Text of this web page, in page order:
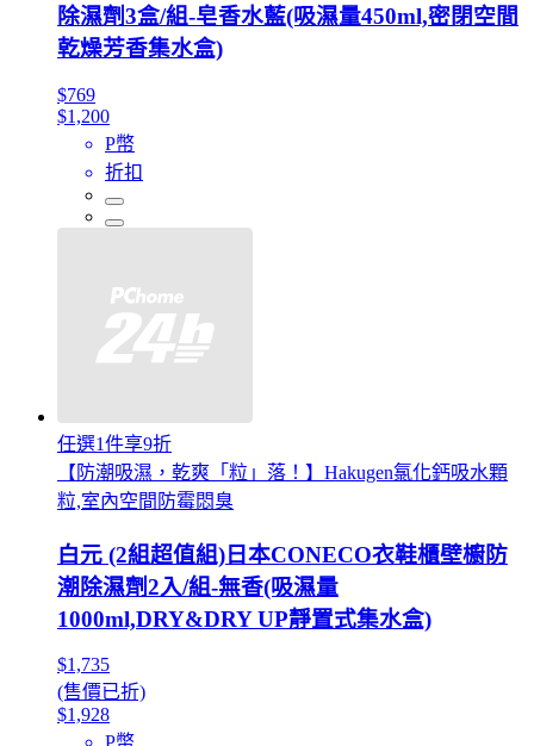
除濕劑3盒/組-皂香水藍(吸濕量450ml,密閉空間
乾燥芳香集水盒)
$769
$1,200
P幣
折扣
任選1件享9折
【防潮吸濕，乾爽「粒」落！】Hakugen氯化鈣吸水顆
粒,室內空間防霉悶臭
白元 (2組超值組)日本CONECO衣鞋櫃壁櫥防
潮除濕劑2入/組-無香(吸濕量
1000ml,DRY&DRY UP靜置式集水盒)
$1,735
(售價已折)
$1,928